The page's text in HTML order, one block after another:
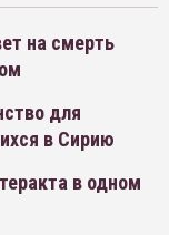
на смерть
для
в Сирию
в одном